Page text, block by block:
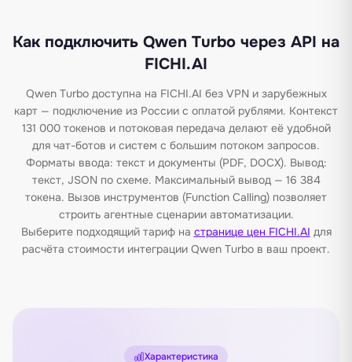
Как подключить Qwen Turbo через API на
FICHI.AI
Qwen Turbo доступна на FICHI.AI без VPN и зарубежных
карт — подключение из России с оплатой рублями. Контекст
131 000 токенов и потоковая передача делают её удобной
для чат-ботов и систем с большим потоком запросов.
Форматы ввода: текст и документы (PDF, DOCX). Вывод:
текст, JSON по схеме. Максимальный вывод — 16 384
токена. Вызов инструментов (Function Calling) позволяет
строить агентные сценарии автоматизации.
Выберите подходящий тариф на странице цен FICHI.AI для
расчёта стоимости интеграции Qwen Turbo в ваш проект.
Характеристика